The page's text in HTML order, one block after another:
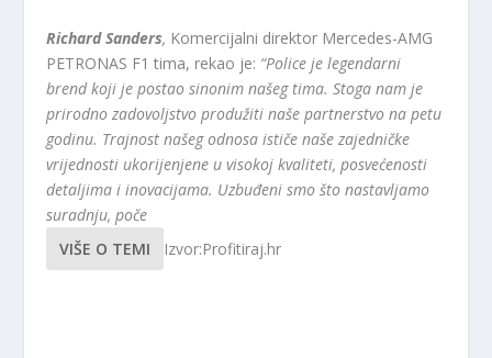
Richard Sanders, Komercijalni direktor Mercedes-AMG
PETRONAS F1 tima, rekao je: “Police je legendarni
brend koji je postao sinonim našeg tima. Stoga nam je
prirodno zadovoljstvo produžiti naše partnerstvo na petu
godinu. Trajnost našeg odnosa ističe naše zajedničke
vrijednosti ukorijenjene u visokoj kvaliteti, posvećenosti
detaljima i inovacijama. Uzbuđeni smo što nastavljamo
suradnju, poče
VIŠE O TEMI
Izvor:Profitiraj.hr